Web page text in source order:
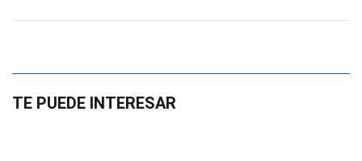
TE PUEDE INTERESAR